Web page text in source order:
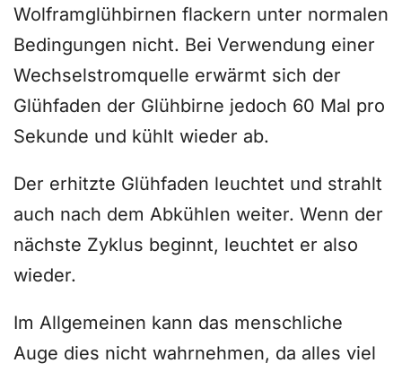
Wolframglühbirnen flackern unter normalen
Bedingungen nicht. Bei Verwendung einer
Wechselstromquelle erwärmt sich der
Glühfaden der Glühbirne jedoch 60 Mal pro
Sekunde und kühlt wieder ab.
Der erhitzte Glühfaden leuchtet und strahlt
auch nach dem Abkühlen weiter. Wenn der
nächste Zyklus beginnt, leuchtet er also
wieder.
Im Allgemeinen kann das menschliche
Auge dies nicht wahrnehmen, da alles viel